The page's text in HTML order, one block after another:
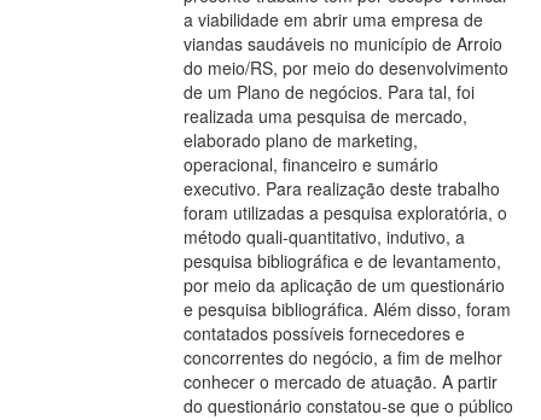
a viabilidade em abrir uma empresa de
viandas saudáveis no município de Arroio
do meio/RS, por meio do desenvolvimento
de um Plano de negócios. Para tal, foi
realizada uma pesquisa de mercado,
elaborado plano de marketing,
operacional, financeiro e sumário
executivo. Para realização deste trabalho
foram utilizadas a pesquisa exploratória, o
método quali-quantitativo, indutivo, a
pesquisa bibliográfica e de levantamento,
por meio da aplicação de um questionário
e pesquisa bibliográfica. Além disso, foram
contatados possíveis fornecedores e
concorrentes do negócio, a fim de melhor
conhecer o mercado de atuação. A partir
do questionário constatou-se que o público